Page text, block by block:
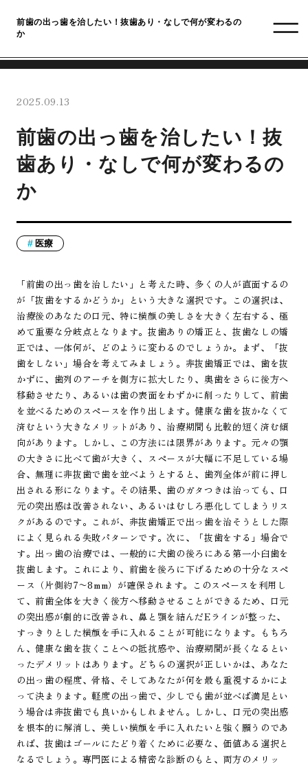
前歯の出っ歯を治したい！抜歯あり・なしで何が変わるの
か
2025.09.13
前歯の出っ歯を治したい！抜
歯あり・なしで何が変わるの
か
医療
「前歯の出っ歯を治したい」と考えた時、多くの人が直面するの
が「抜歯をするかどうか」という大きな選択です。この選択は、
治療後のあなたの口元、特に横顔の美しさを大きく左右する、極
めて重要な分岐点となります。抜歯ありの矯正と、抜歯なしの矯
正では、一体何が、どのように変わるのでしょうか。まず、「抜
歯をしない」場合を考えてみましょう。非抜歯矯正では、歯を抜
かずに、歯列のアーチを側方に拡大したり、奥歯をさらに後方へ
移動させたり、あるいは歯の表面をわずかに削ったりして、前歯
を並べるためのスペースを作り出します。健康な歯を抜かなくて
済むという大きなメリットがあり、治療期間も比較的短く済む傾
向があります。しかし、この方法には限界があります。元々の顎
の大きさに比べて歯が大きく、スペースが大幅に不足している場
合、無理に非抜歯で歯を並べようとすると、歯列全体が前に押し
出される形になります。その結果、歯のガタつきは治っても、口
元の突出感は改善されない、あるいはむしろ悪化してしまうリス
クがあるのです。これが、非抜歯矯正で出っ歯を治そうとした際
によく見られる失敗パターンです。次に、「抜歯をする」場合で
す。出っ歯の治療では、一般的に犬歯の後ろにある第一小臼歯を
抜歯します。これにより、前歯を後ろに下げるための十分なスペ
ース（片側約7〜8mm）が確保されます。このスペースを利用し
て、前歯全体を大きく後方へ移動させることができるため、口元
の突出感が劇的に改善され、鼻と顎を結んだEラインが整った、
すっきりとした横顔を手に入れることが可能になります。もちろ
ん、健康な歯を抜くことへの抵抗感や、治療期間が長くなるとい
ったデメリットはあります。どちらの選択が正しいかは、あなた
の出っ歯の程度、骨格、そしてあなたが何を最も重視するかによ
って決まります。軽度の出っ歯で、少しでも歯が並べば満足とい
う場合は非抜歯でも良いかもしれません。しかし、口元の突出感
を根本的に解消し、美しい横顔を手に入れたいと強く願うのであ
れば、抜歯はゴールにたどり着くために必要な、価値ある選択と
なるでしょう。専門医による精密な診断のもと、両方のメリッ